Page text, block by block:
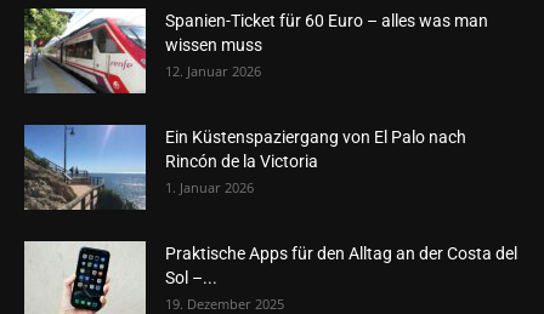
Spanien-Ticket für 60 Euro – alles was man
wissen muss
12. Januar 2026
Ein Küstenspaziergang von El Palo nach
Rincón de la Victoria
1. Januar 2026
Praktische Apps für den Alltag an der Costa del
Sol –...
19. Dezember 2025